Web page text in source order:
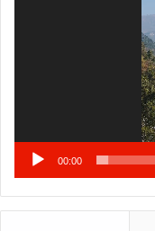
00:00